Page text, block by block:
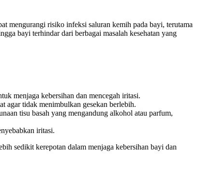
mengurangi risiko infeksi saluran kemih pada bayi, terutama
bayi terhindar dari berbagai masalah kesehatan yang
menjaga kebersihan dan mencegah iritasi.
agar tidak menimbulkan gesekan berlebih.
tisu basah yang mengandung alkohol atau parfum,
iritasi.
sedikit kerepotan dalam menjaga kebersihan bayi dan